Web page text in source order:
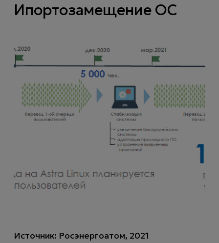
Ипортозамещение ОС
Источник: Росэнергоатом, 2021